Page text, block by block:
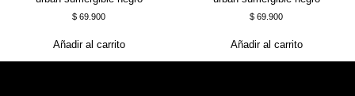
$ 69.900
Añadir al carrito
$ 69.900
Añadir al carrito